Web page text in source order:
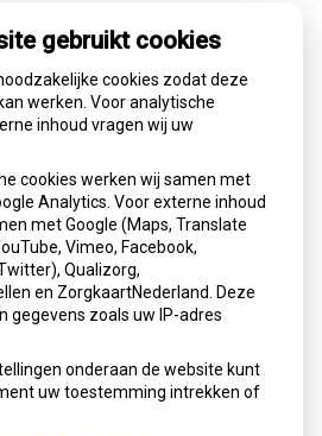
ontstaan door
piekeren, waardoor inslapen en
Melatonine kan helpen het
maar werkt het best in lage
blijvend effect is een
nodig met stressreductie, goede
professionele begeleiding.
Nationale zorggids
2025
gebruikt cookies
cookies zodat deze
werken. Voor analytische
inhoud vragen wij uw
cookies werken wij samen met
Analytics. Voor externe inhoud
met Google (Maps, Translate
Vimeo, Facebook,
Qualizorg,
en ZorgkaartNederland. Deze
gegevens zoals uw IP-adres
onderaan de website kunt
uw toestemming intrekken of